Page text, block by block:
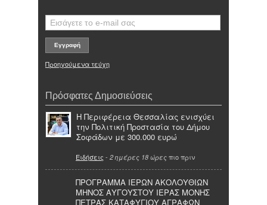
Προηγούμενα τεύχη
Πρόσφατες Δημοσιεύσεις
Η Περιφέρεια Θεσσαλίας ενισχύει
την Πολιτική Προστασία του Δήμου
Σοφάδων με 300.000 ευρώ
Ειδήσεις - 2 ημέρες 18 ώρες πιο πριν
ΠΡΟΓΡΑΜΜΑ ΙΕΡΩΝ ΑΚΟΛΟΥΘΙΩΝ
ΜΗΝΟΣ ΑΥΓΟΥΣΤΟΥ ΙΕΡΑΣ ΜΟΝΗΣ
ΠΕΤΡΑΣ ΚΑΤΑΦΥΓΙΟΥ ΑΓΡΑΦΩΝ